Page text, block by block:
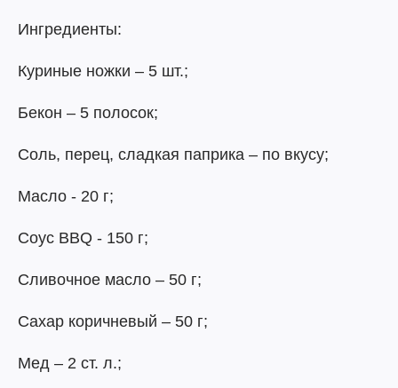
Ингредиенты:
Куриные ножки – 5 шт.;
Бекон – 5 полосок;
Соль, перец, сладкая паприка – по вкусу;
Масло - 20 г;
Соус BBQ - 150 г;
Сливочное масло – 50 г;
Сахар коричневый – 50 г;
Мед – 2 ст. л.;